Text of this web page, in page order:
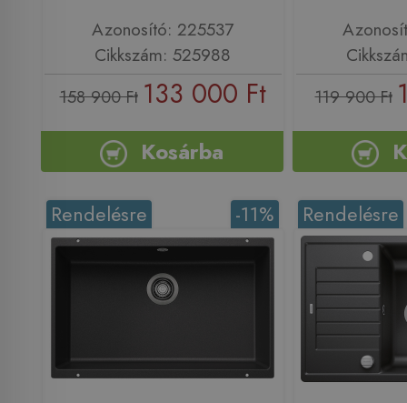
Azonosító: 225537
Cikkszám: 525988
158 900 Ft 133 000 Ft
Kosárba
119 900 Ft
-11%
Rendelésre Rendelésre